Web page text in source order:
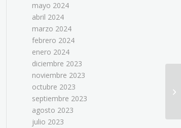
mayo 2024
abril 2024
marzo 2024
febrero 2024
enero 2024
diciembre 2023
noviembre 2023
octubre 2023
septiembre 2023
agosto 2023
julio 2023